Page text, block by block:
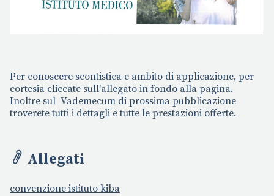
Per conoscere scontistica e ambito di applicazione, per
cortesia cliccate sull'allegato in fondo alla pagina.
Inoltre sul Vademecum di prossima pubblicazione
troverete tutti i dettagli e tutte le prestazioni offerte.
Allegati
convenzione istituto kiba